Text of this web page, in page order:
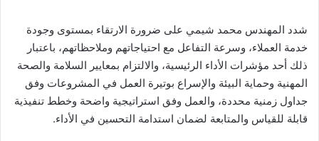
شدد المهندس محمد شيمي على ضرورة الارتقاء بمستوى وجودة
خدمة العملاء، وسرعة التفاعل مع احتياجاتهم وملاحظاتهم، باعتبار
ذلك أحد مؤشرات الأداء الرئيسية، والالتزام بمعايير السلامة والصحة
المهنية وحماية البيئة والإسراع بوتيرة العمل في المشروعات وفق
جداول زمنية محددة، والعمل وفق استراتيجية واضحة وخطط تنفيذية
قابلة للقياس والمتابعة لضمان استدامة التحسين في الأداء.